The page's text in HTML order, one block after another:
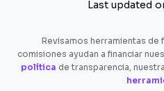
Last updated
Revisamos herramientas de
comisiones ayudan a financiar
política de transparencia, nuestra